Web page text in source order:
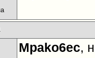
Mpako6ec,